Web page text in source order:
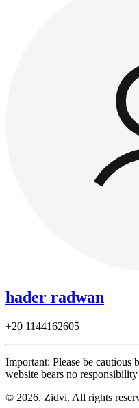
hader radwan
+20 1144162605
Important: Please be cautious
website bears no
© 2026. Zidvi. All rights